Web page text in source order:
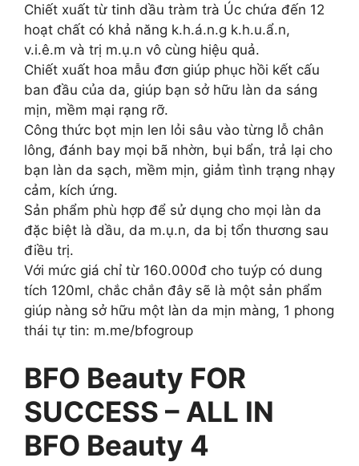
Chiết xuất từ tinh dầu tràm trà Úc chứa đến 12
hoạt chất có khả năng k.h.á.n.g k.h.u.ẩ.n,
v.i.ê.m và trị m.ụ.n vô cùng hiệu quả.
Chiết xuất hoa mẫu đơn giúp phục hồi kết cấu
ban đầu của da, giúp bạn sở hữu làn da sáng
mịn, mềm mại rạng rỡ.
Công thức bọt mịn len lỏi sâu vào từng lỗ chân
lông, đánh bay mọi bã nhờn, bụi bẩn, trả lại cho
bạn làn da sạch, mềm mịn, giảm tình trạng nhạy
cảm, kích ứng.
Sản phẩm phù hợp để sử dụng cho mọi làn da
đặc biệt là dầu, da m.ụ.n, da bị tổn thương sau
điều trị.
Với mức giá chỉ từ 160.000đ cho tuýp có dung
tích 120ml, chắc chắn đây sẽ là một sản phẩm
giúp nàng sở hữu một làn da mịn màng, 1 phong
thái tự tin: m.me/bfogroup
BFO Beauty FOR
SUCCESS – ALL IN
BFO Beauty 4